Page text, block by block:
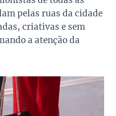
pelas ruas da cidade
criativas e sem
a atenção da